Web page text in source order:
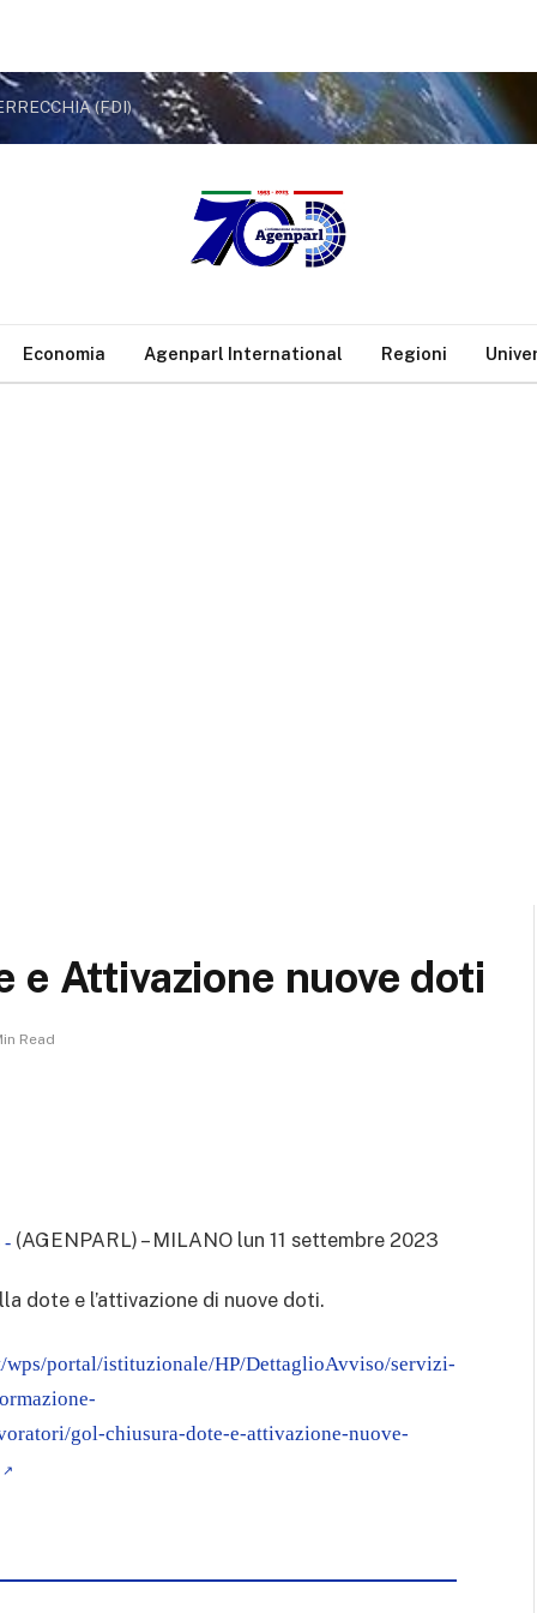
(FDI)
Economia Agenparl International Regioni
e Attivazione nuove doti
Read
- (AGENPARL) – MILANO lun 11 settembre 2023
dote e l’attivazione di nuove doti.
portal/istituzionale/HP/DettaglioAvviso/servizi-
gol-chiusura-dote-e-attivazione-nuove-